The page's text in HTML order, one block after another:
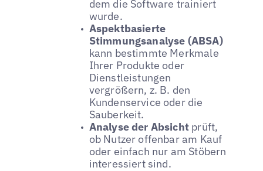
dem die Software trainiert
wurde.
Aspektbasierte
Stimmungsanalyse (ABSA)
kann bestimmte Merkmale
Ihrer Produkte oder
Dienstleistungen
vergrößern, z. B. den
Kundenservice oder die
Sauberkeit.
Analyse der Absicht prüft,
ob Nutzer offenbar am Kauf
oder einfach nur am Stöbern
interessiert sind.